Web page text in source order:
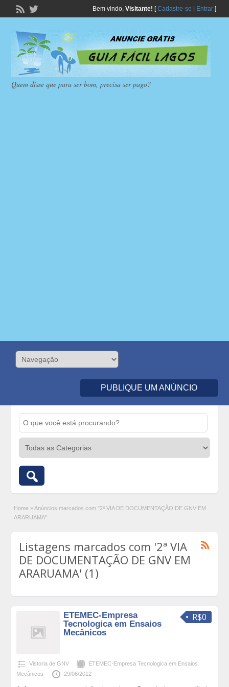
Bem vindo, Visitante! [Cadastre-se Entrar]
Quem disse que para ser bom, precisa ser pago?
PUBLIQUE UM ANÚNCIO
Home » Anúncios marcados com "2ª VIA DE DOCUMENTAÇÃO DE GNV EM
ARARUAMA"
Listagens marcados com '2ª VIA
DE DOCUMENTAÇÃO DE GNV EM
ARARUAMA' (1)
R$0
ETEMEC-Empresa
Tecnologica em Ensaios
Mecânicos
Vistoria de GNV
ETEMEC-Empresa Tecnologica em Ensaios
Mecânicos
29/06/2012